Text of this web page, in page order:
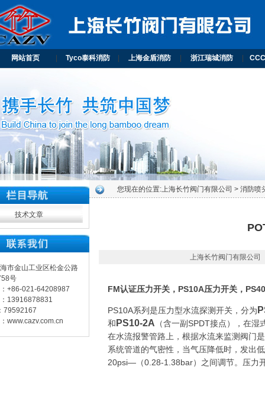
网站首页 Tyco泰科消防 上海金盾消防 浙江瑞城消防
技术文章
市金山工业区松金公路
号
+86-021-64208987
13916878831
79592167
www.cazv.com.cn
您现在的位置:上海长竹阀门有限公司 > 消防喷
上海长竹阀门有限公司
FM认证压力开关，PS10A压力开关 ，
PS10A系列是压力型水流探测开关，分为
和 PS10-2A （含一副SPDT接点），在
在水流报警管路上，根据水流来监测阀门
系统管道的气密性，当气压降低时，发出
20psi—（0.28-1.38bar）之间调节。压力